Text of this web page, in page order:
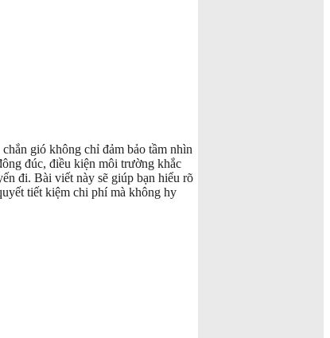
gió không chỉ đảm bảo tầm nhìn
đúc, điều kiện môi trường khắc
đi. Bài viết này sẽ giúp bạn hiểu rõ
tiết kiệm chi phí mà không hy